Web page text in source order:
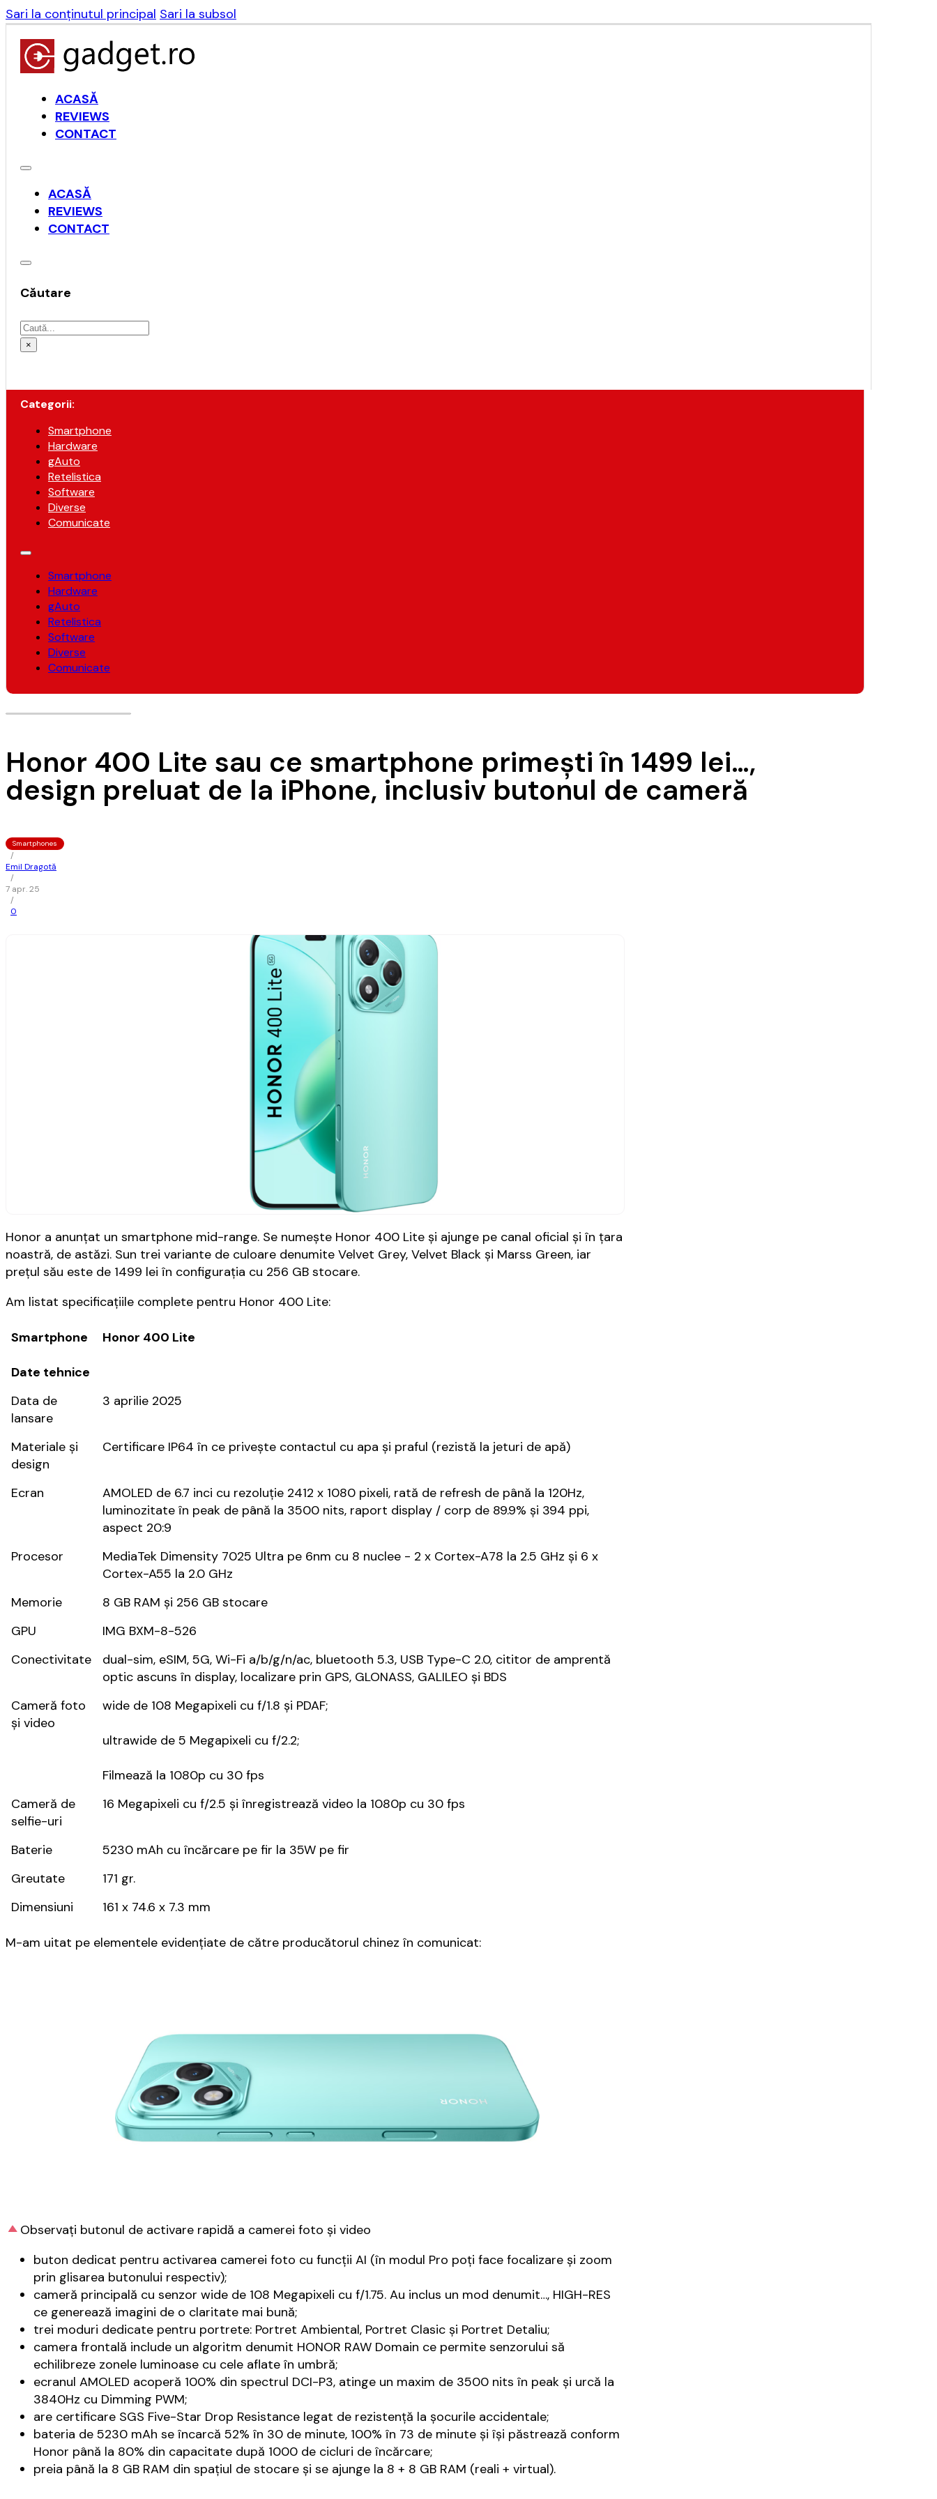
Sari la conținutul principal Sari la subsol
ACASĂ
REVIEWS
CONTACT
ACASĂ
REVIEWS
CONTACT
Căutare
Caută
×
Categorii:
Smartphone
Hardware
gAuto
Retelistica
Software
Diverse
Comunicate
Smartphone
Hardware
gAuto
Retelistica
Software
Diverse
Comunicate
Honor 400 Lite sau ce smartphone primești în 1499 lei…,
design preluat de la iPhone, inclusiv butonul de cameră
Smartphones
/
Emil Dragotă
/
7 apr. 25
/
0
Honor a anunțat un smartphone mid-range. Se numește Honor 400 Lite și ajunge pe canal oficial și în țara
noastră, de astăzi. Sun trei variante de culoare denumite Velvet Grey, Velvet Black și Marss Green, iar
prețul său este de 1499 lei în configurația cu 256 GB stocare.
Am listat specificațiile complete pentru Honor 400 Lite:
Smartphone
Date tehnice
Honor 400 Lite
Data de
lansare
3 aprilie 2025
Materiale și
design
Certificare IP64 în ce privește contactul cu apa și praful (rezistă la jeturi de apă)
Ecran
AMOLED de 6.7 inci cu rezoluție 2412 x 1080 pixeli, rată de refresh de până la 120Hz,
luminozitate în peak de până la 3500 nits, raport display / corp de 89.9% și 394 ppi,
aspect 20:9
Procesor
MediaTek Dimensity 7025 Ultra pe 6nm cu 8 nuclee - 2 x Cortex-A78 la 2.5 GHz și 6 x
Cortex-A55 la 2.0 GHz
Memorie
8 GB RAM și 256 GB stocare
GPU
IMG BXM-8-526
Conectivitate
dual-sim, eSIM, 5G, Wi-Fi a/b/g/n/ac, bluetooth 5.3, USB Type-C 2.0, cititor de amprentă
optic ascuns în display, localizare prin GPS, GLONASS, GALILEO și BDS
Cameră foto
și video
wide de 108 Megapixeli cu f/1.8 și PDAF;
ultrawide de 5 Megapixeli cu f/2.2;
Filmează la 1080p cu 30 fps
Cameră de
selfie-uri
16 Megapixeli cu f/2.5 și înregistrează video la 1080p cu 30 fps
Baterie
5230 mAh cu încărcare pe fir la 35W pe fir
Greutate
171 gr.
Dimensiuni
161 x 74.6 x 7.3 mm
M-am uitat pe elementele evidențiate de către producătorul chinez în comunicat:
Observați butonul de activare rapidă a camerei foto și video
buton dedicat pentru activarea camerei foto cu funcții AI (în modul Pro poți face focalizare și zoom
prin glisarea butonului respectiv);
cameră principală cu senzor wide de 108 Megapixeli cu f/1.75. Au inclus un mod denumit…, HIGH-RES
ce generează imagini de o claritate mai bună;
trei moduri dedicate pentru portrete: Portret Ambiental, Portret Clasic și Portret Detaliu;
camera frontală include un algoritm denumit HONOR RAW Domain ce permite senzorului să
echilibreze zonele luminoase cu cele aflate în umbră;
ecranul AMOLED acoperă 100% din spectrul DCI-P3, atinge un maxim de 3500 nits în peak și urcă la
3840Hz cu Dimming PWM;
are certificare SGS Five-Star Drop Resistance legat de rezistență la șocurile accidentale;
bateria de 5230 mAh se încarcă 52% în 30 de minute, 100% în 73 de minute și își păstrează conform
Honor până la 80% din capacitate după 1000 de cicluri de încărcare;
preia până la 8 GB RAM din spațiul de stocare și se ajunge la 8 + 8 GB RAM (reali + virtual).